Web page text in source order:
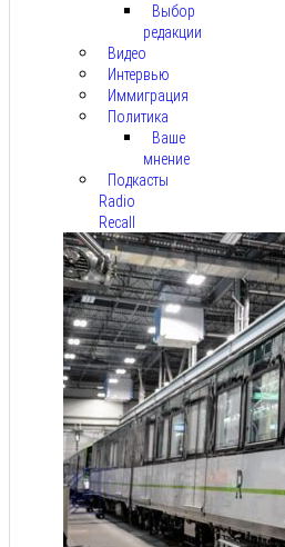
Выбор
редакции
Видео
Интервью
Иммиграция
Политика
Ваше
мнение
Подкасты
Radio
Recall